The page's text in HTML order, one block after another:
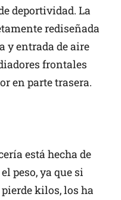
deportividad. La
rediseñada
y entrada de aire
frontales
en parte trasera.
está hecha de
peso, ya que si
kilos, los ha